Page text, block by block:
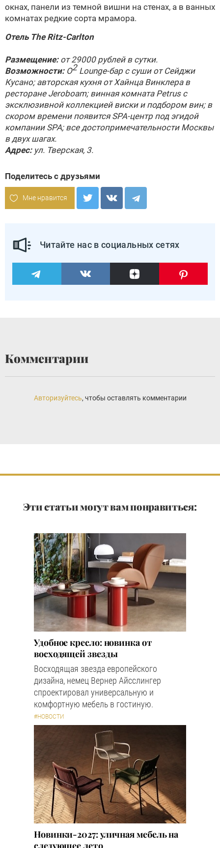
окнах, панели из темной вишни на стенах, а в ванных
комнатах редкие сорта мрамора.
Отель The Ritz-Carlton
Размещение:от 29000 рублей в сутки.
Возможности:O2 Lounge-бар с суши от Сейджи
Кусано; авторская кухня от Хайнца Винклера в
ресторане Jeroboam; винная комната Petrus с
эксклюзивной коллекцией виски и подбором вин; в
скором времени появится SPA-центр под эгидой
компании SPA; все достопримечательности Москвы
в двух шагах.
Адрес:ул. Тверская, 3.
Поделитесь с друзьями
Мне нравится
Читайте нас в социальных сетях
Комментарии
Авторизуйтесь, чтобы оставлять комментарии
Эти статьи могут вам понравиться:
Удобное кресло: новинка от
восходящей звезды
Восходящая звезда европейского
дизайна, немец Вернер Айсслингер
спроектировал универсальную и
комфортную мебель в гостиную.
#НОВОСТИ
Новинки-2027: уличная мебель на
следующее лето